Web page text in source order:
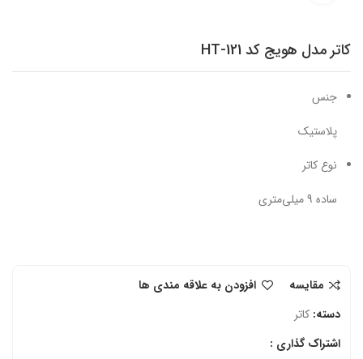
کاتر مدل هویج کد HT-121
جنس
پلاستیک
نوع کاتر
ساده 9 میلی‌متری
مقایسه
افزودن به علاقه مندی ها
دسته: کاتر
اشتراک گذاری :